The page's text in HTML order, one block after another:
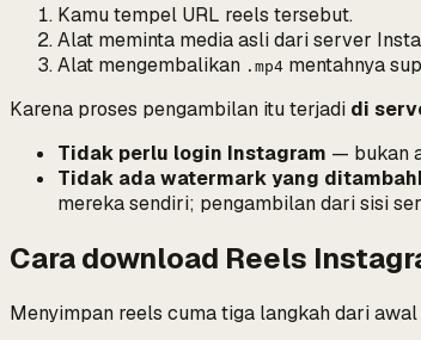
Kamu tempel URL reels tersebut.
Alat meminta media asli dari server
Alat mengembalikan .mp4 mentahnya
Karena proses pengambilan itu terjadi di
Tidak perlu login Instagram — bukan
Tidak ada watermark yang
mereka sendiri; pengambilan dari sisi
Cara download Reels
Menyimpan reels cuma tiga langkah dari